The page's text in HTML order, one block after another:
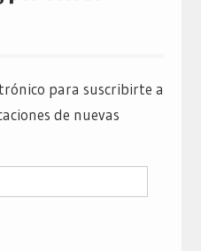
para suscribirte a
de nuevas